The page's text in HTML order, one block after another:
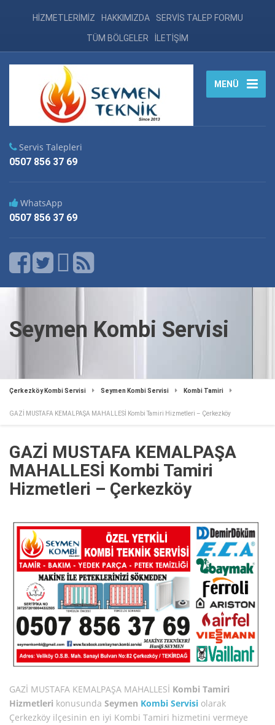
HİZMETLERİMİZ HAKKIMIZDA SERVİS TALEP FORMU
TÜM BÖLGELER İLETİŞİM
MENÜ
Servis Talepleri
0507 856 37 69
WhatsApp
0507 856 37 69
Seymen Kombi Servisi
Çerkezköy Kombi Servisi Seymen Kombi Servisi Kombi Tamiri
GAZİ MUSTAFA KEMALPAŞA MAHALLESİ Kombi Tamiri Hizmetleri – Çerkezköy
GAZİ MUSTAFA KEMALPAŞA
MAHALLESİ Kombi Tamiri
Hizmetleri – Çerkezköy
GAZİ MUSTAFA KEMALPAŞA MAHALLESİ Kombi Tamiri
Hizmetleri konusunda Seymen Kombi Servisi olarak
Çerkezköy ilçesinin en iyi Kombi Tamiri hizmetini vermeye